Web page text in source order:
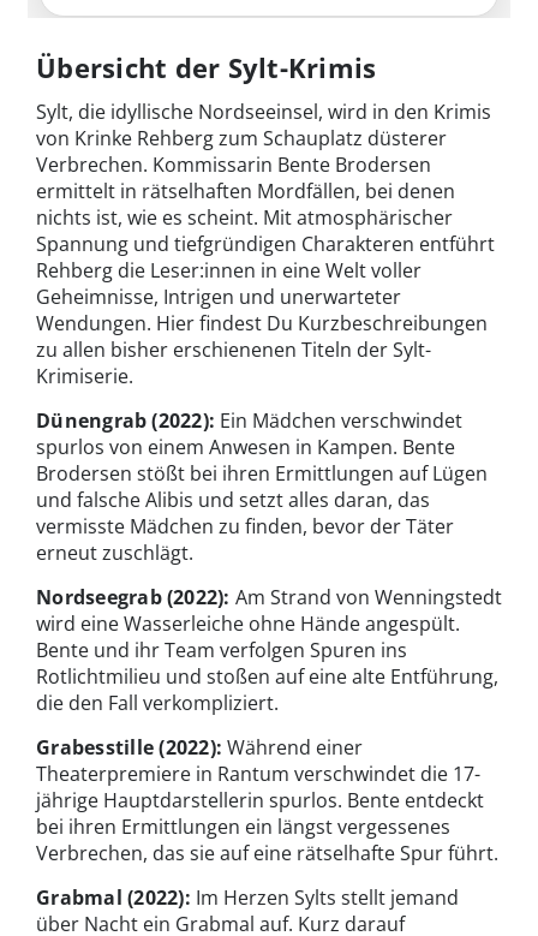
Übersicht der Sylt-Krimis
Sylt, die idyllische Nordseeinsel, wird in den Krimis
von Krinke Rehberg zum Schauplatz düsterer
Verbrechen. Kommissarin Bente Brodersen
ermittelt in rätselhaften Mordfällen, bei denen
nichts ist, wie es scheint. Mit atmosphärischer
Spannung und tiefgründigen Charakteren entführt
Rehberg die Leser:innen in eine Welt voller
Geheimnisse, Intrigen und unerwarteter
Wendungen. Hier findest Du Kurzbeschreibungen
zu allen bisher erschienenen Titeln der Sylt-
Krimiserie.
Dünengrab(2022): Ein Mädchen verschwindet
spurlos von einem Anwesen in Kampen. Bente
Brodersen stößt bei ihren Ermittlungen auf Lügen
und falsche Alibis und setzt alles daran, das
vermisste Mädchen zu finden, bevor der Täter
erneut zuschlägt.
Nordseegrab(2022): Am Strand von Wenningstedt
wird eine Wasserleiche ohne Hände angespült.
Bente und ihr Team verfolgen Spuren ins
Rotlichtmilieu und stoßen auf eine alte Entführung,
die den Fall verkompliziert.
Grabesstille (2022): Während einer
Theaterpremiere in Rantum verschwindet die 17-
jährige Hauptdarstellerin spurlos. Bente entdeckt
bei ihren Ermittlungen ein längst vergessenes
Verbrechen, das sie auf eine rätselhafte Spur führt.
Grabmal (2022): Im Herzen Sylts stellt jemand
über Nacht ein Grabmal auf. Kurz darauf